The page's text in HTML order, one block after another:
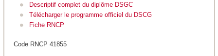
Descriptif complet du diplôme DSGC
Télécharger le programme officiel du DSCG
Fiche RNCP
Code RNCP 41855